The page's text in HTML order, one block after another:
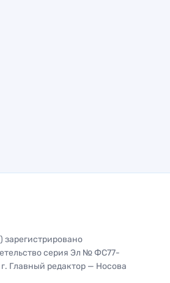
зарегистрировано
серия Эл № ФС77-
Главный редактор — Носова